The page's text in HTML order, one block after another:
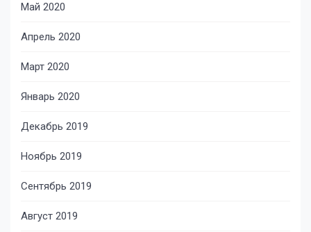
Май 2020
Апрель 2020
Март 2020
Январь 2020
Декабрь 2019
Ноябрь 2019
Сентябрь 2019
Август 2019